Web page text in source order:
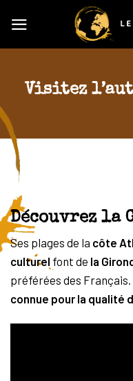
content
Visitez
Découvrez la
Ses plages de la côte
culturel font de la
préférées des
connue pour la qualité